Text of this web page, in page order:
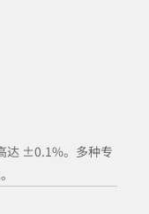
达 ±0.1%。多种专